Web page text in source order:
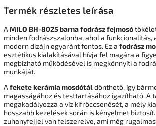
Termék részletes leírása
A MILO BH-8025 barna fodrász fejmosó
minden fodrászszalonba, ahol a funkcionalitás,
modern dizájn egyaránt fontos. Ez a fodrász
esztétikus kialakításával hívja fel magára a
megbízható működésével is megkönnyíti a
munkáját.
A fekete kerámia mosdótáldönthető, így
magasságához és testtartásához igazítható. A
megakadályozza a víz kifröccsenését, a mély
hosszabb kezelések során is kényelmet
zuhanyfejjel van felszerelve, ami még